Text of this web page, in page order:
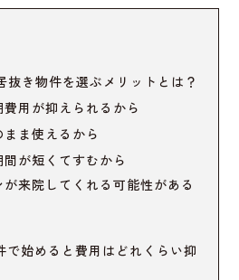
抜き物件を選ぶメリットとは？
用が抑えられるから
ま使えるから
が短くてすむから
来院してくれる可能性がある
で始めると費用はどれくらい抑